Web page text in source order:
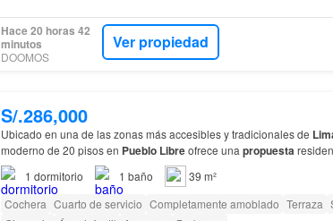
Hace 20 horas 42
minutos
DOOMOS
Ver propiedad
S/.286,000
Ubicado en una de las zonas más accesibles y tradicionales de
moderno de 20 pisos en Pueblo Libreofrece una propuesta
1 dormitorio 1 baño
39 m²
Cochera Cuarto de servicio Completamente amoblado Terraza